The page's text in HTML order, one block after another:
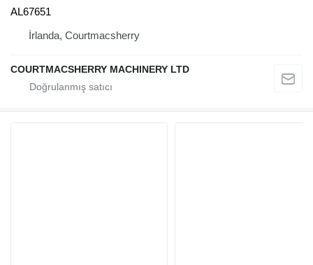
AL67651
İrlanda, Courtmacsherry
COURTMACSHERRY MACHINERY LTD